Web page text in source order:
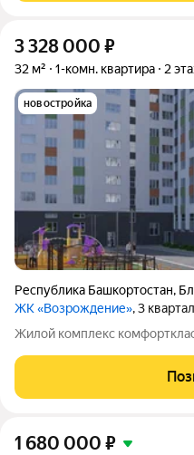
3 328 000 ₽
32 м² 1-комн. квартира 2
новостройка
Республика Башкортостан,
ЖК «Возрождение», 3
Жилой комплекс
1 680 000 ₽